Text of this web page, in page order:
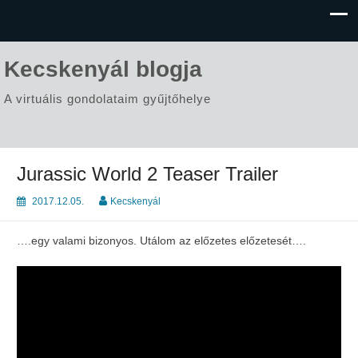
Kecskenyál blogja
A virtuális gondolataim gyűjtőhelye
Jurassic World 2 Teaser Trailer
2017.12.05. Kecskenyál
….egy valami bizonyos. Utálom az előzetes előzetesét….